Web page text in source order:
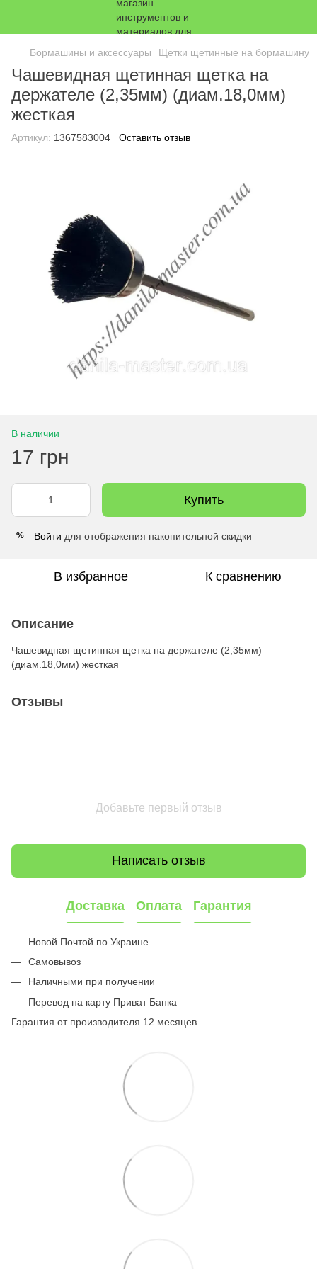
Бормашины и аксессуары Щетки щетинные на бормашину
Чашевидная щетинная щетка на
держателе (2,35мм) (диам.18,0мм)
жесткая
Артикул: 1367583004 Оставить отзыв
В наличии
17 грн
Купить
% Войти для отображения накопительной скидки
В избранное К сравнению
Описание
Чашевидная щетинная щетка на держателе (2,35мм)
(диам.18,0мм) жесткая
Отзывы
Добавьте первый отзыв
Написать отзыв
Доставка Оплата Гарантия
Новой Почтой по Украине
Самовывоз
Наличными при получении
Перевод на карту Приват Банка
Гарантия от производителя 12 месяцев